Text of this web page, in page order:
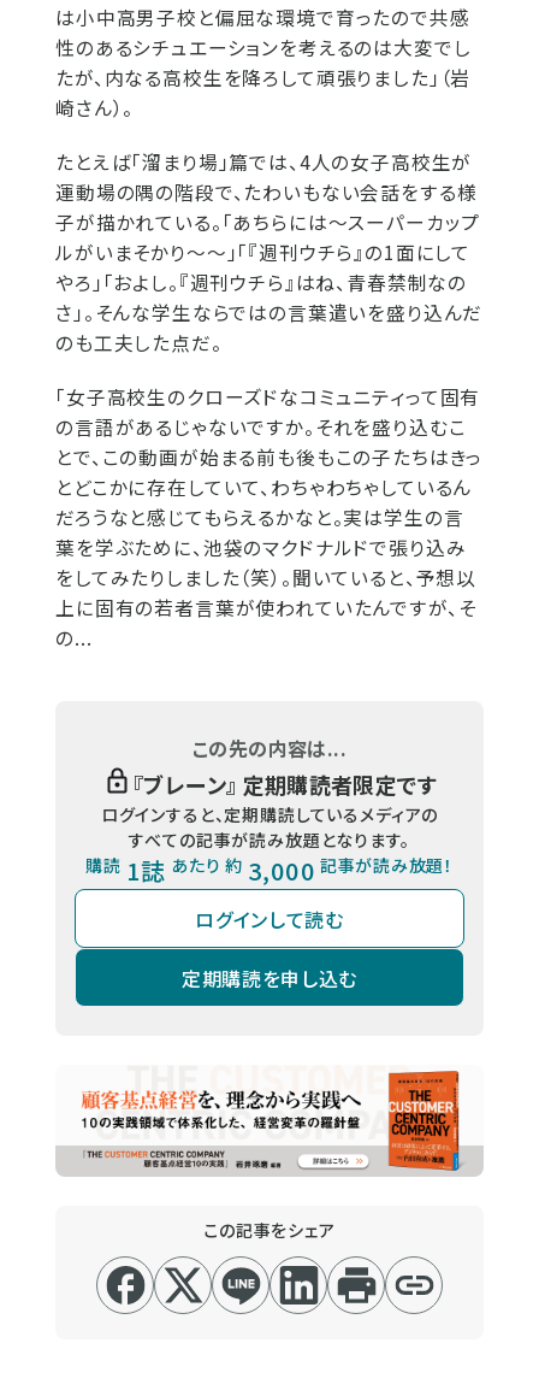
は小中高男子校と偏屈な環境で育ったので共感
性のあるシチュエーションを考えるのは大変でし
たが、内なる高校生を降ろして頑張りました」（岩
崎さん）。
たとえば「溜まり場」篇では、4人の女子高校生が
運動場の隅の階段で、たわいもない会話をする様
子が描かれている。「あちらには～スーパーカップ
ルがいまそかり～～」「『週刊ウチら』の1面にして
やろ」「およし。『週刊ウチら』はね、青春禁制なの
さ」。そんな学生ならではの言葉遣いを盛り込んだ
のも工夫した点だ。
「女子高校生のクローズドなコミュニティって固有
の言語があるじゃないですか。それを盛り込むこ
とで、この動画が始まる前も後もこの子たちはきっ
とどこかに存在していて、わちゃわちゃしているん
だろうなと感じてもらえるかなと。実は学生の言
葉を学ぶために、池袋のマクドナルドで張り込み
をしてみたりしました（笑）。聞いていると、予想以
上に固有の若者言葉が使われていたんですが、そ
の...
この先の内容は...
『ブレーン』 定期購読者限定です
ログインすると、定期購読しているメディアの
すべての記事が読み放題となります。
購読 1誌 あたり 約 3,000 記事が読み放題！
ログインして読む
定期購読を申し込む
この記事をシェア